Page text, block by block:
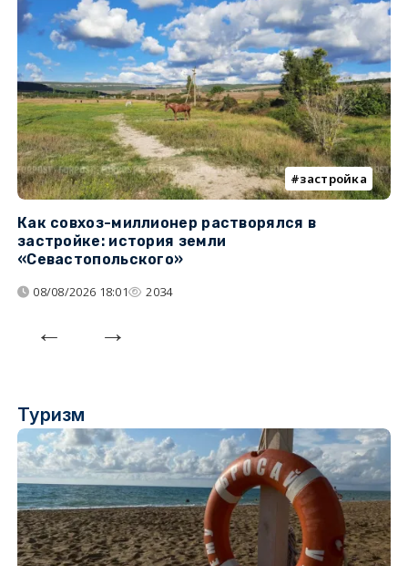
застройка
Как совхоз-миллионер растворялся в
застройке: история земли
«Севастопольского»
08/08/2026 18:01 2034
Туризм